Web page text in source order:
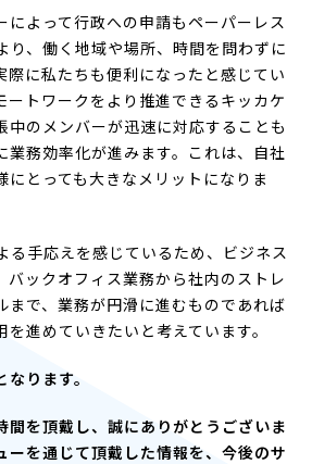
によって行政への申請もペーパーレス
り、働く地域や場所、時間を問わずに
際に私たちも便利になったと感じてい
ートワークをより推進できるキッカケ
中のメンバーが迅速に対応することも
業務効率化が進みます。これは、自社
にとっても大きなメリットになりま
る手応えを感じているため、ビジネス
バックオフィス業務から社内のストレ
まで、業務が円滑に進むものであれば
進めていきたいと考えています。
ります。
間を頂戴し、誠にありがとうございま
ーを通じて頂戴した情報を、今後のサ